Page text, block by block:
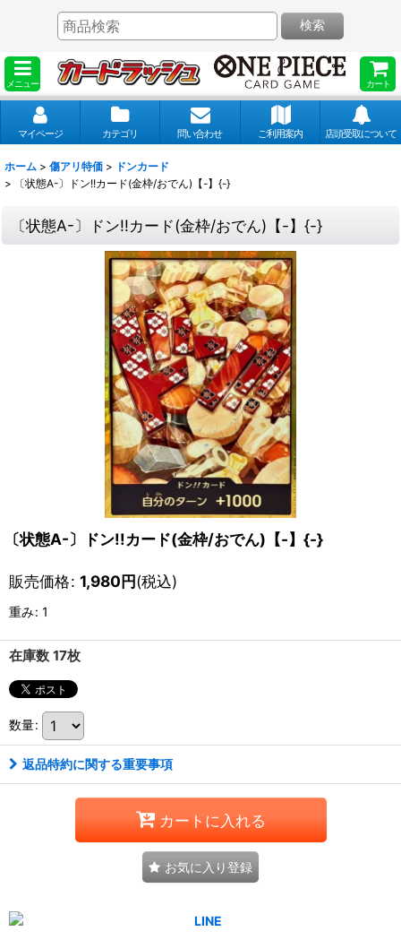
メニュー カート
検索
マイページ カテゴリ 問い合わせ ご利用案内 店頭受取について
ホーム > 傷アリ特価 > ドンカード
>
〔状態A-〕ドン!!カード(金枠/おでん)【-】{-}
〔状態A-〕ドン!!カード(金枠/おでん)【-】{-}
〔状態A-〕ドン!!カード(金枠/おでん)【-】{-}
販売価格: 1,980円(税込)
重み: 1
在庫数 17枚
数量:
返品特約に関する重要事項
カートに入れる
お気に入り登録